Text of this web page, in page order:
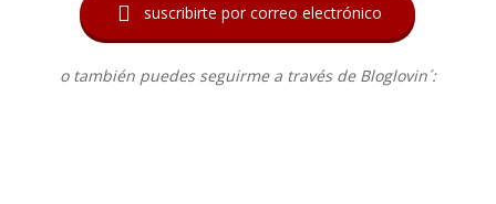
 suscribirte por correo electrónico
o también puedes seguirme a través de Bloglovin´: